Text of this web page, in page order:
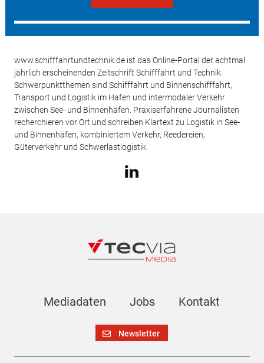
www.schifffahrtundtechnik.de ist das Online-Portal der achtmal
jährlich erscheinenden Zeitschrift Schifffahrt und Technik.
Schwerpunktthemen sind Schifffahrt und Binnenschifffahrt,
Transport und Logistik im Hafen und intermodaler Verkehr
zwischen See- und Binnenhäfen. Praxiserfahrene Journalisten
recherchieren vor Ort und schreiben Klartext zu Logistik in See-
und Binnenhäfen, kombiniertem Verkehr, Reedereien,
Güterverkehr und Schwerlastlogistik.
Mediadaten Jobs Kontakt
Newsletter